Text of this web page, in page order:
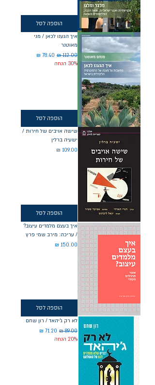
הוספה לסל
איך הגענו לכאן / מני
מאוטנר
מחיר רגיל מחיר מבצע
30% הנחה
הוספה לסל
שישה אויבים של חירות /
ישעיה ברלין
מחיר
הוספה לסל
איך בעצם מלמדים עיצוב?
/ עריכה: מירב שמי פרץ
מחיר
הוספה לסל
לא רק ג'יהאד / רון שחם
מחיר רגיל מחיר מבצע
20% הנחה